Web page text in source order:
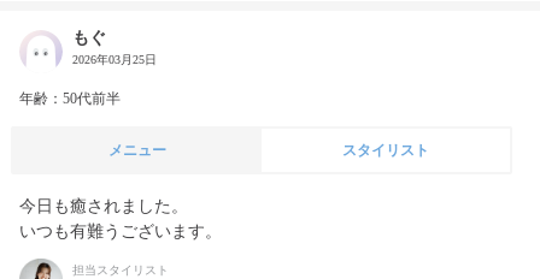
もぐ
2026年03月25日
年齢：50代前半
メニュー スタイリスト
今日も癒されました。
いつも有難うございます。
担当スタイリスト